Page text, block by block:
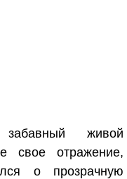
забавный живой
свое отражение,
о прозрачную